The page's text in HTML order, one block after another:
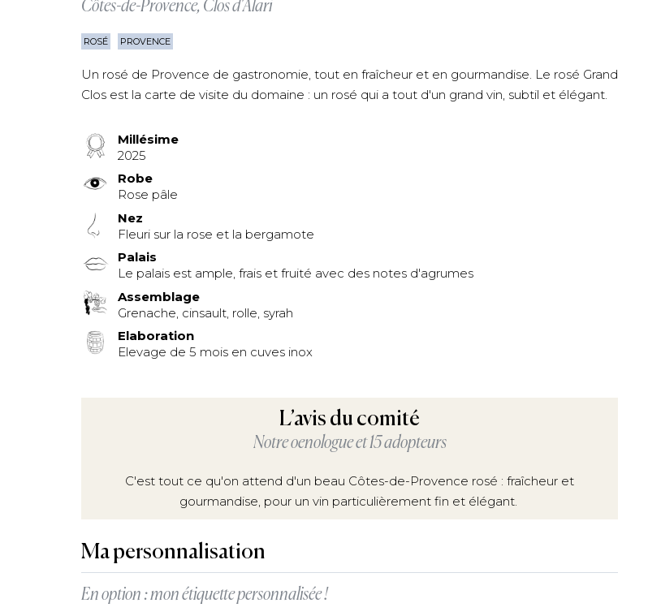
Côtes-de-Provence, Clos d'Alari
ROSÉ PROVENCE
Un rosé de Provence de gastronomie, tout en fraîcheur et en gourmandise. Le rosé Grand
Clos est la carte de visite du domaine : un rosé qui a tout d'un grand vin, subtil et élégant.
Millésime
2025
Robe
Rose pâle
Nez
Fleuri sur la rose et la bergamote
Palais
Le palais est ample, frais et fruité avec des notes d'agrumes
Assemblage
Grenache, cinsault, rolle, syrah
Elaboration
Elevage de 5 mois en cuves inox
L’avis du comité
Notre oenologue et 15 adopteurs
C'est tout ce qu'on attend d'un beau Côtes-de-Provence rosé : fraîcheur et
gourmandise, pour un vin particulièrement fin et élégant.
Ma personnalisation
En option : mon étiquette personnalisée !